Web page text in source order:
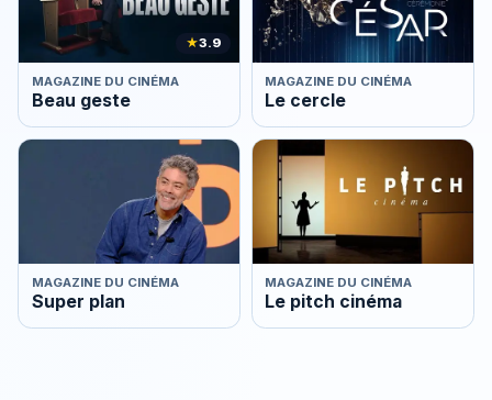
★3.9
MAGAZINE DU CINÉMA
Beau geste
MAGAZINE DU CINÉMA
Le cercle
MAGAZINE DU CINÉMA
Super plan
MAGAZINE DU CINÉMA
Le pitch cinéma